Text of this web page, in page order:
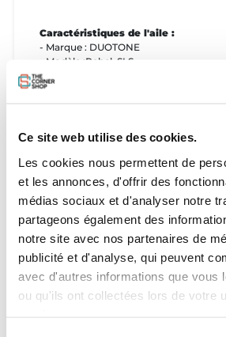
Ce site web utilise des cookies.
Les cookies nous permettent de
et les annonces, d'offrir des
médias sociaux et d'analyser notre
partageons également des
notre site avec nos partenaires de
publicité et d'analyse, qui peuvent
avec d'autres informations que vous
ou qu'ils ont collectées lors de votre
Caractéristiques de l'aile :
- Marque : DUOTONE
- Modèle :Rebel SLS
- Année : 2023
- Taille : 7m
État de l'aile :
- Nombre de réparations : 2 (voir
Aile livrée avec :
- Sac de transport : OUI